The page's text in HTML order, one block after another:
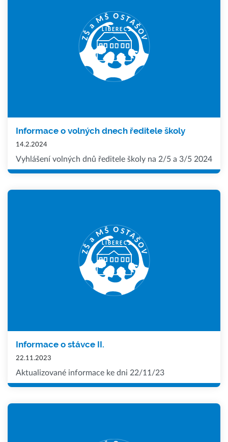
Informace o volných dnech ředitele školy
14.2.2024
Vyhlášení volných dnů ředitele školy na 2/5 a 3/5 2024
Informace o stávce II.
22.11.2023
Aktualizované informace ke dni 22/11/23